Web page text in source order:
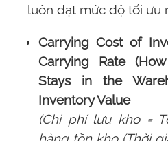
luôn đạt mức độ tối ưu
Carrying Cost of
Carrying Rate
Stays in the
Inventory Value
(Chi phí lưu kho =